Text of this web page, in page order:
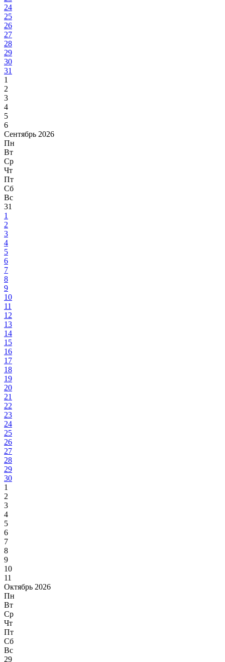
24
25
26
27
28
29
30
31
1
2
3
4
5
6
Сентябрь 2026
Пн
Вт
Ср
Чт
Пт
Сб
Вс
31
1
2
3
4
5
6
7
8
9
10
11
12
13
14
15
16
17
18
19
20
21
22
23
24
25
26
27
28
29
30
1
2
3
4
5
6
7
8
9
10
11
Октябрь 2026
Пн
Вт
Ср
Чт
Пт
Сб
Вс
29